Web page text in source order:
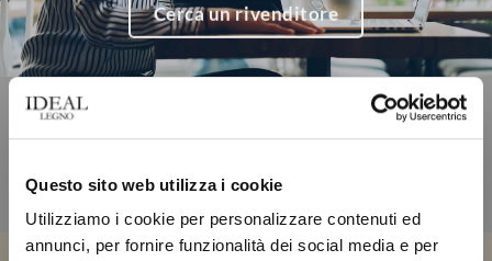
Questo sito web utilizza i cookie
Utilizziamo i cookie per personalizzare contenuti ed
annunci, per fornire funzionalità dei social media e per
Cerca un rivenditore